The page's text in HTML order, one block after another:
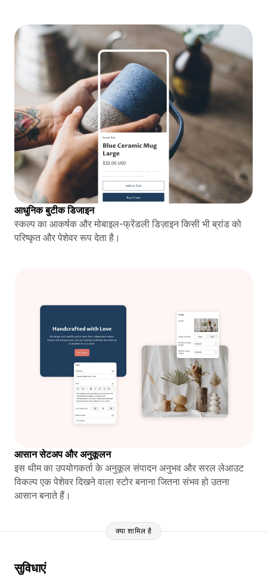
आधुनिक बुटीक डिजाइन
स्कल्प का आकर्षक और मोबाइल-फ्रेंडली डिज़ाइन किसी भी ब्रांड को
परिष्कृत और पेशेवर रूप देता है।
आसान सेटअप और अनुकूलन
इस थीम का उपयोगकर्ता के अनुकूल संपादन अनुभव और सरल लेआउट
विकल्प एक पेशेवर दिखने वाला स्टोर बनाना जितना संभव हो उतना
आसान बनाते हैं।
क्या शामिल है
सुविधाएं